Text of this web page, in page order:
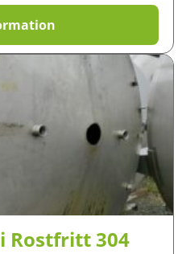
Rostfritt 304